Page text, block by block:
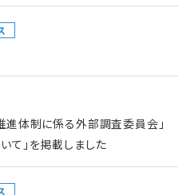
進体制に係る外部調査委員会」
て」を掲載しました